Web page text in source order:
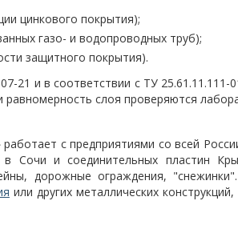
цинкового покрытия);
газо- и водопроводных труб);
защитного покрытия).
21 и в соответствии с ТУ 25.61.11.111-
слоя проверяются
с предприятиями со всей
Сочи и соединительных пластин
дорожные ограждения,
или других металлических